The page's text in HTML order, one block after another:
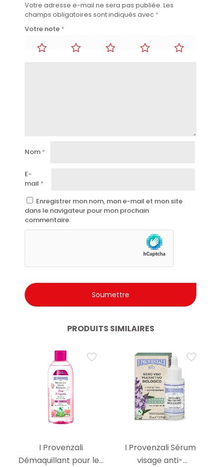
Votre adresse e-mail ne sera pas publiée. Les
champs obligatoires sont indiqués avec *
Votre note *
Nom *
E-
mail *
Enregistrer mon nom, mon e-mail et mon site
dans le navigateur pour mon prochain
commentaire.
PRODUITS SIMILAIRES
I Provenzali
Démaquillant pour les
I Provenzali Sérum
visage anti-